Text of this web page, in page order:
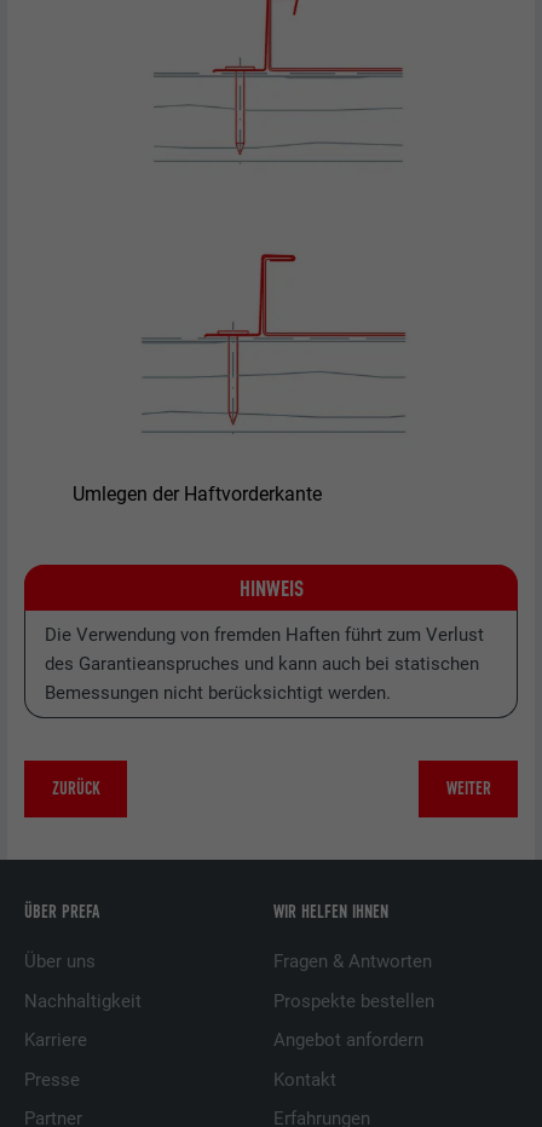
Umlegen der Haftvorderkante
HINWEIS
Die Verwendung von fremden Haften führt zum Verlust
des Garantieanspruches und kann auch bei statischen
Bemessungen nicht berücksichtigt werden.
ZURÜCK WEITER
ÜBER PREFA
Über uns
Nachhaltigkeit
Karriere
Presse
Partner
WIR HELFEN IHNEN
Fragen & Antworten
Prospekte bestellen
Angebot anfordern
Kontakt
Erfahrungen